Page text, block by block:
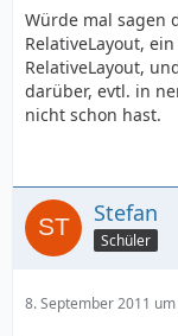
Würde mal sagen
RelativeLayout,
RelativeLayout,
darüber, evtl. in
nicht schon hast.
Stefan
Schüler
8. September 2011 um